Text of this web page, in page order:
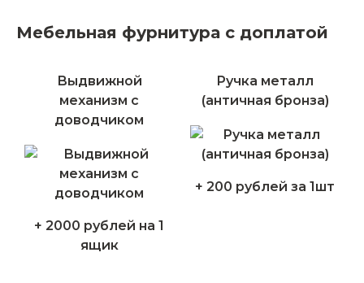
Мебельная фурнитура с доплатой
Выдвижной
механизм с
доводчиком
+ 2000 рублей на 1
ящик
Ручка металл
(античная бронза)
+ 200 рублей за 1шт